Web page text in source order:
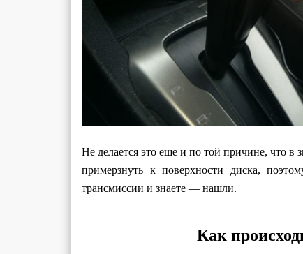
Не делается это еще и по той причине, что
примерзнуть к поверхности диска,
трансмиссии и знаете — нашли.
Как